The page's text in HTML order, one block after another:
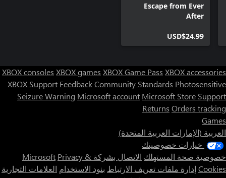
Escape from Ever
After
USD$24.99
XBOX consoles XBOX games XBOX Game Pass XBOX accessories
XBOX Support FeedbackCommunity Standards Photosensitive
Seizure Warning Microsoft account Microsoft Store Support
Returns Orders tracking
Games
العربية (الإمارات العربية المتحدة)
خيارات خصوصيتك
خصوصية صحة المستهلك الاتصال بشركة Microsoft Privacy &
Cookies إدارة ملفات تعريف الارتباط بنود الاستخدام العلامات التجارية